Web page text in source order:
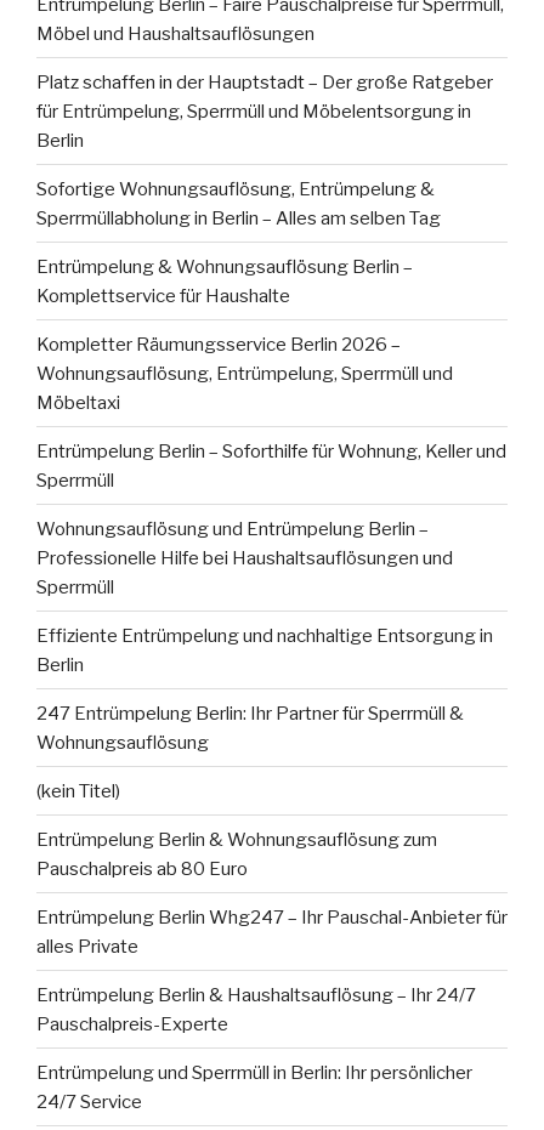
Entrümpelung Berlin – Faire Pauschalpreise für Sperrmüll,
Möbel und Haushaltsauflösungen
Platz schaffen in der Hauptstadt – Der große Ratgeber
für Entrümpelung, Sperrmüll und Möbelentsorgung in
Berlin
Sofortige Wohnungsauflösung, Entrümpelung &
Sperrmüllabholung in Berlin – Alles am selben Tag
Entrümpelung & Wohnungsauflösung Berlin –
Komplettservice für Haushalte
Kompletter Räumungsservice Berlin 2026 –
Wohnungsauflösung, Entrümpelung, Sperrmüll und
Möbeltaxi
Entrümpelung Berlin – Soforthilfe für Wohnung, Keller und
Sperrmüll
Wohnungsauflösung und Entrümpelung Berlin –
Professionelle Hilfe bei Haushaltsauflösungen und
Sperrmüll
Effiziente Entrümpelung und nachhaltige Entsorgung in
Berlin
247 Entrümpelung Berlin: Ihr Partner für Sperrmüll &
Wohnungsauflösung
(kein Titel)
Entrümpelung Berlin & Wohnungsauflösung zum
Pauschalpreis ab 80 Euro
Entrümpelung Berlin Whg247 – Ihr Pauschal-Anbieter für
alles Private
Entrümpelung Berlin & Haushaltsauflösung – Ihr 24/7
Pauschalpreis-Experte
Entrümpelung und Sperrmüll in Berlin: Ihr persönlicher
24/7 Service